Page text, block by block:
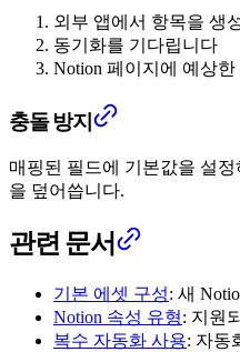
외부 앱에서 항목을 생
동기화를 기다립니다
Notion 페이지에 예상
충돌 방지
매핑된 필드에 기본값을 설
을 덮어씁니다.
관련 문서
기본 에셋 구성: 새
Notion 속성 유형: 지원
복수 자동화 사용: 자동